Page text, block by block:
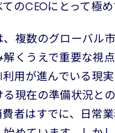
てのCEOにとって極
、複数のグローバル
解くうえで重要な視
利用が進んでいる現
る現在の準備状況と
費者はすでに、日常